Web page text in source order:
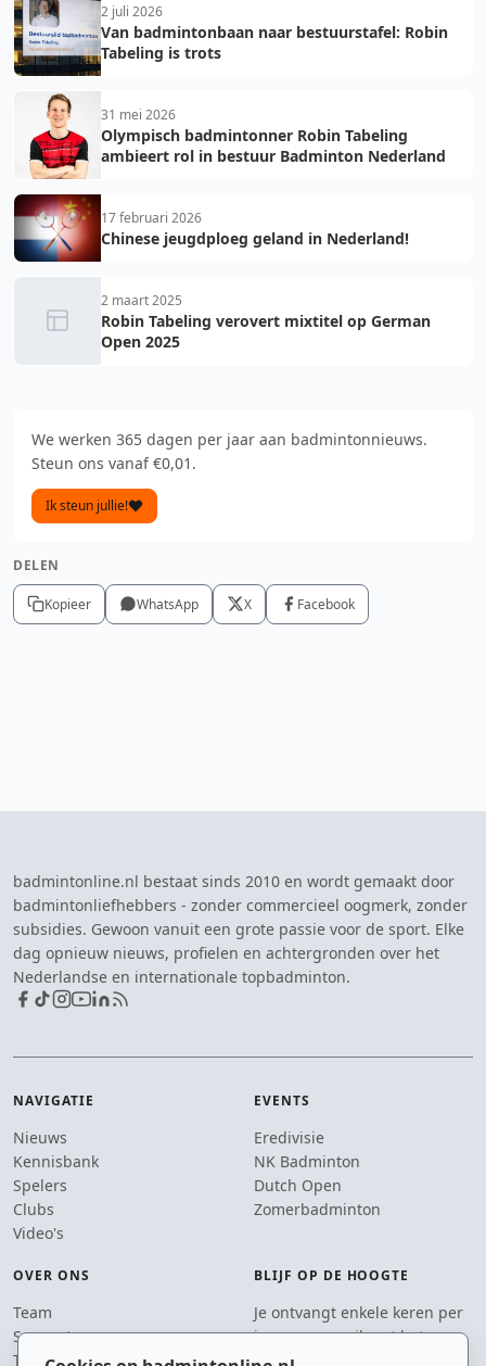
2 juli 2026
Van badmintonbaan naar bestuurstafel: Robin
Tabeling is trots
31 mei 2026
Olympisch badmintonner Robin Tabeling
ambieert rol in bestuur Badminton Nederland
17 februari 2026
Chinese jeugdploeg geland in Nederland!
2 maart 2025
Robin Tabeling verovert mixtitel op German
Open 2025
We werken 365 dagen per jaar aan badmintonnieuws.
Steun ons vanaf €0,01.
Ik steun jullie!
DELEN
Kopieer WhatsApp X Facebook
badmintonline.nl bestaat sinds 2010 en wordt gemaakt door
badmintonliefhebbers - zonder commercieel oogmerk, zonder
subsidies. Gewoon vanuit een grote passie voor de sport. Elke
dag opnieuw nieuws, profielen en achtergronden over het
Nederlandse en internationale topbadminton.
NAVIGATIE
Nieuws
Kennisbank
Spelers
Clubs
Video's
EVENTS
Eredivisie
NK Badminton
Dutch Open
Zomerbadminton
OVER ONS
Team
Supporters
Tip de redactie
BLIJF OP DE HOOGTE
Je ontvangt enkele keren per
jaar een e-mail met het
laatste badmintonnieuws.